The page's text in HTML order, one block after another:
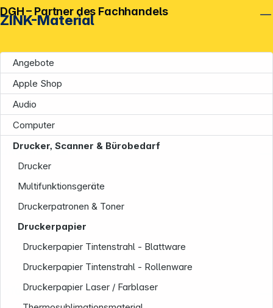
ZINK-Material
Angebote
Apple Shop
Audio
Computer
Drucker, Scanner & Bürobedarf
Drucker
Multifunktionsgeräte
Druckerpatronen & Toner
Druckerpapier
Druckerpapier Tintenstrahl - Blattware
Druckerpapier Tintenstrahl - Rollenware
Druckerpapier Laser / Farblaser
DGH – Partner des Fachhandels
Unternehmen
Informationen